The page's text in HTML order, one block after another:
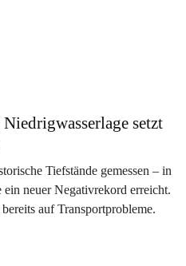
setzt
Tiefstände gemessen – in
neuer Negativrekord erreicht.
auf Transportprobleme.